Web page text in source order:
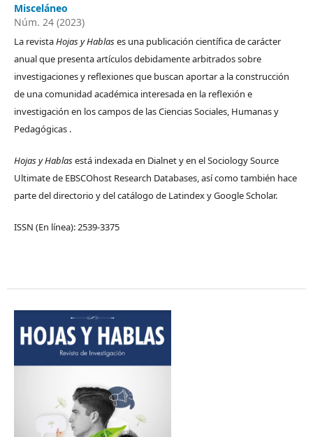
Misceláneo
Núm. 24 (2023)
La revistaHojas y Hablases una publicación científica de carácter
anual que presenta artículos debidamente arbitrados sobre
investigaciones y reflexiones que buscan aportar a la construcción
de una comunidad académica interesada en la reflexión e
investigación en los campos de las Ciencias Sociales, Humanas y
Pedagógicas .
Hojas y Hablasestá indexada en Dialnet y en el Sociology Source
Ultimate de EBSCOhost Research Databases, así como también hace
parte del directorio y del catálogo de Latindex y Google Scholar.
ISSN (En línea): 2539-3375